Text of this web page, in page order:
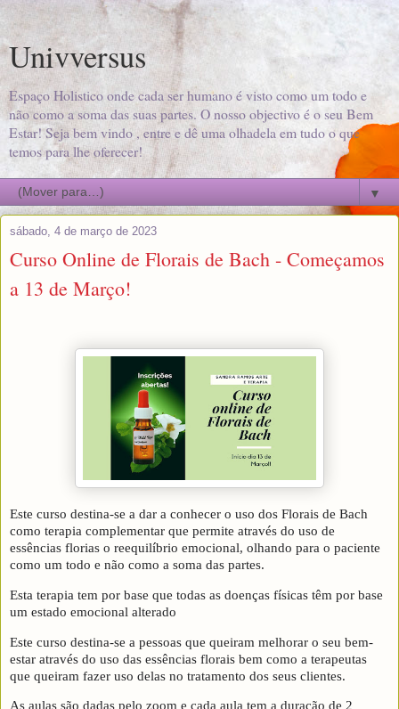
Univversus
Espaço Holistico onde cada ser humano é visto como um todo e
não como a soma das suas partes. O nosso objectivo é o seu Bem
Estar! Seja bem vindo , entre e dê uma olhadela em tudo o que
temos para lhe oferecer!
▼
sábado, 4 de março de 2023
Curso Online de Florais de Bach - Começamos
a 13 de Março!
Este curso destina-se a dar a conhecer o uso dos Florais de Bach
como terapia complementar que permite através do uso de
essências florias o reequilíbrio emocional, olhando para o paciente
como um todo e não como a soma das partes.
Esta terapia tem por base que todas as doenças físicas têm por base
um estado emocional alterado
Este curso destina-se a pessoas que queiram melhorar o seu bem-
estar através do uso das essências florais bem como a terapeutas
que queiram fazer uso delas no tratamento dos seus clientes.
As aulas são dadas pelo zoom e cada aula tem a duração de 2